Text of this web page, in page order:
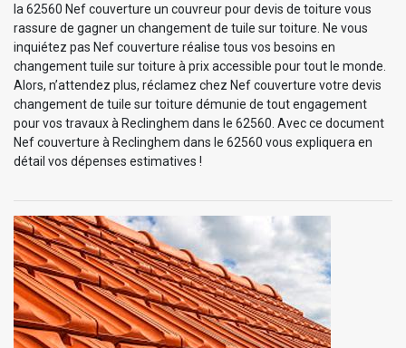
la 62560 Nef couverture un couvreur pour devis de toiture vous
rassure de gagner un changement de tuile sur toiture. Ne vous
inquiétez pas Nef couverture réalise tous vos besoins en
changement tuile sur toiture à prix accessible pour tout le monde.
Alors, n’attendez plus, réclamez chez Nef couverture votre devis
changement de tuile sur toiture démunie de tout engagement
pour vos travaux à Reclinghem dans le 62560. Avec ce document
Nef couverture à Reclinghem dans le 62560 vous expliquera en
détail vos dépenses estimatives !